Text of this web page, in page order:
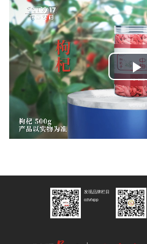
发现品牌栏目
cctvfxpp